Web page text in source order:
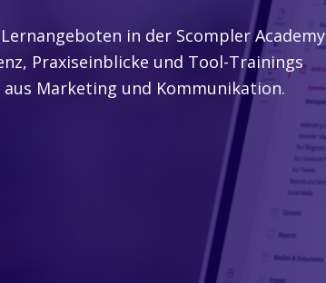
in der Scompler Academy
Praxiseinblicke und Tool-Trainings
Marketing und Kommunikation.